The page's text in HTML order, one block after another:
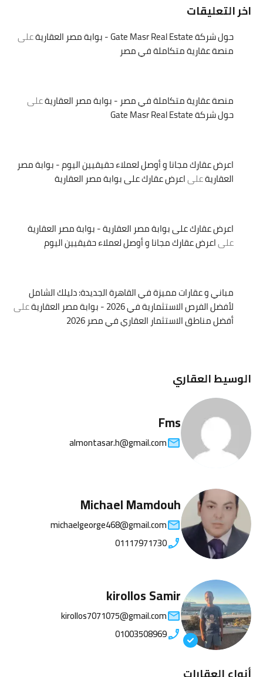
اخر التعليقات
حول شركة Gate Masr Real Estate - بوابة مصر العقارية
على
منصة عقارية متكاملة في مصر
منصة عقارية متكاملة في مصر - بوابة مصر العقاريةعلى
حول شركة Gate Masr Real Estate
اعرض عقارك مجانا و أوصل لعملاء حقيقيين اليوم - بوابة مصر
العقاريةعلىاعرض عقارك على بوابة مصر العقارية
اعرض عقارك على بوابة مصر العقارية - بوابة مصر العقارية
علىاعرض عقارك مجانا و أوصل لعملاء حقيقيين اليوم
مباني و عقارات مميزة في القاهرة الجديدة: دليلك الشامل
لأفضل الفرص الاستثمارية في 2026 - بوابة مصر العقارية
على
أفضل مناطق الاستثمار العقاري في مصر 2026
الوسيط العقاري
Fms
almontasar.h@gmail.com
Michael Mamdouh
michaelgeorge468@gmail.com
01117971730
kirollos Samir
kirollos7071075@gmail.com
01003508969